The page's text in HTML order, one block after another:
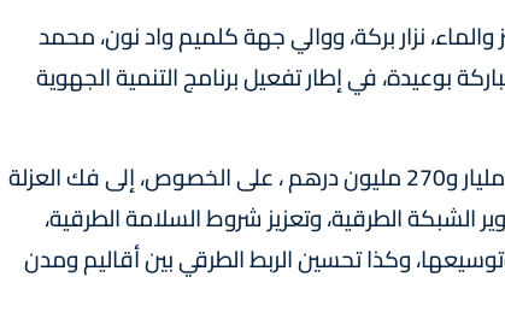
والماء، نزار بركة، ووالي جهة كلميم واد نون، محمد
بوعيدة، في إطار تفعيل برنامج التنمية الجهوية
وتهدف هذه الاتفاقية التي تبلغ كلفتها الإجمالية 2 مليار و270 مليون درهم ، على الخصوص، إلى فك العزلة
الشبكة الطرقية، وتعزيز شروط السلامة الطرقية،
وكذا تحسين الربط الطرقي بين أقاليم ومدن